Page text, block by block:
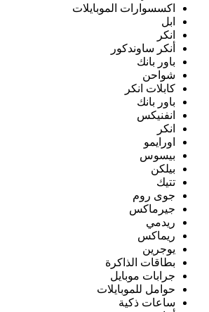
اكسسوارات الموبايلات
ابل
انكر
أنكر ساوندكور
باور بانك
شواحن
كابلات انكر
باور بانك
انفنيكس
انكر
اورايمو
بيسوس
بيلكن
تتيك
جوى روم
جيرماكس
ريدمي
ريماكس
يوجرين
بطاقات الذاكرة
جرابات موبايل
حوامل للموبايلات
ساعات ذكية